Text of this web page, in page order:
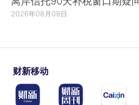
2026年08月09日
财新移动